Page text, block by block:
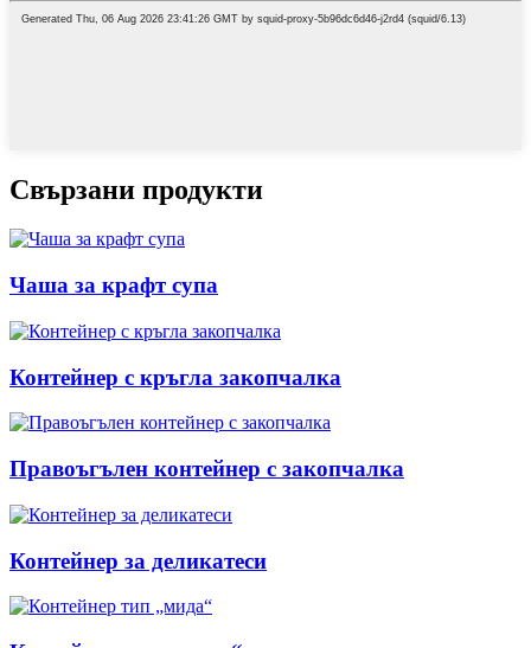
Свързани продукти
Чаша за крафт супа
Контейнер с кръгла закопчалка
Правоъгълен контейнер с закопчалка
Контейнер за деликатеси